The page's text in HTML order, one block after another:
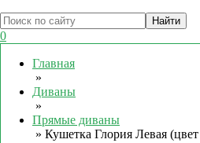
0
Главная
»
Диваны
»
Прямые диваны
» Кушетка Глория Левая